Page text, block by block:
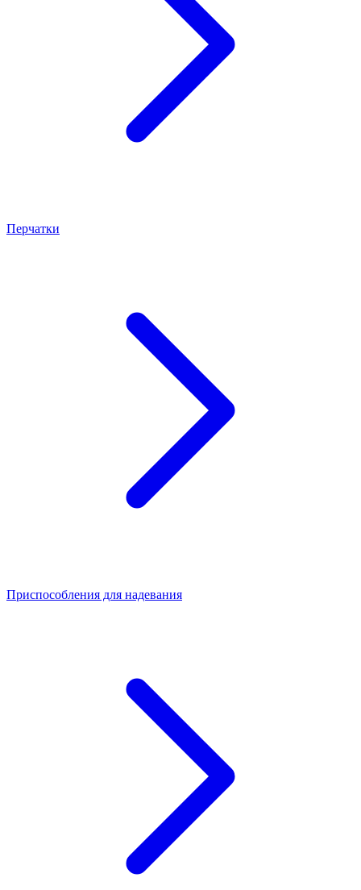
Перчатки
Приспособления для надевания